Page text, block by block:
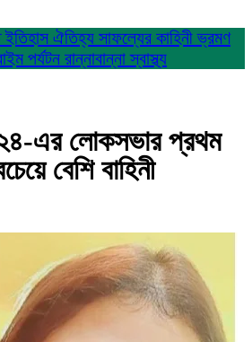
ইতিহাস ঐতিহ্য সাফল্যের কাহিনীভ্রমণ
পর্যটন রান্নাবান্নাস্বাস্থ্য
এর লোকসভার প্রথম
বেশি বাহিনী